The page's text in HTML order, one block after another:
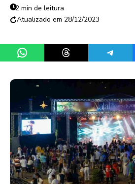
2 min de leitura
28/12/2023
Share on WhatsAppShare on ThreadsShare